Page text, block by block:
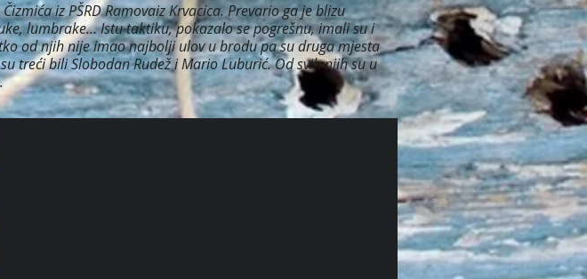
iz PŠRD Ramovaiz Krvacica. Prevario ga je blizu
lumbrake… Istu taktiku, pokazalo se pogrešnu, imali su i
od njih nije imao najbolji ulov u brodu pa su druga mjesta
treći bili Slobodan Rudež i Mario Luburić. Od svih njih su u